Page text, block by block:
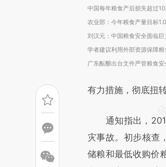
中国每年粮食产后损失超过
农业部：今年粮食产量目标
刘汉元：中国粮食安全面临巨
学者建议利用外部资源保障粮
广东酝酿出台文件严管粮食安
有力措施，彻底扭
通知指出，2013
灾事故。初步核查
储粮和最低收购价